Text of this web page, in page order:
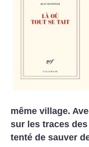
même village.
sur les traces
tenté de sauver